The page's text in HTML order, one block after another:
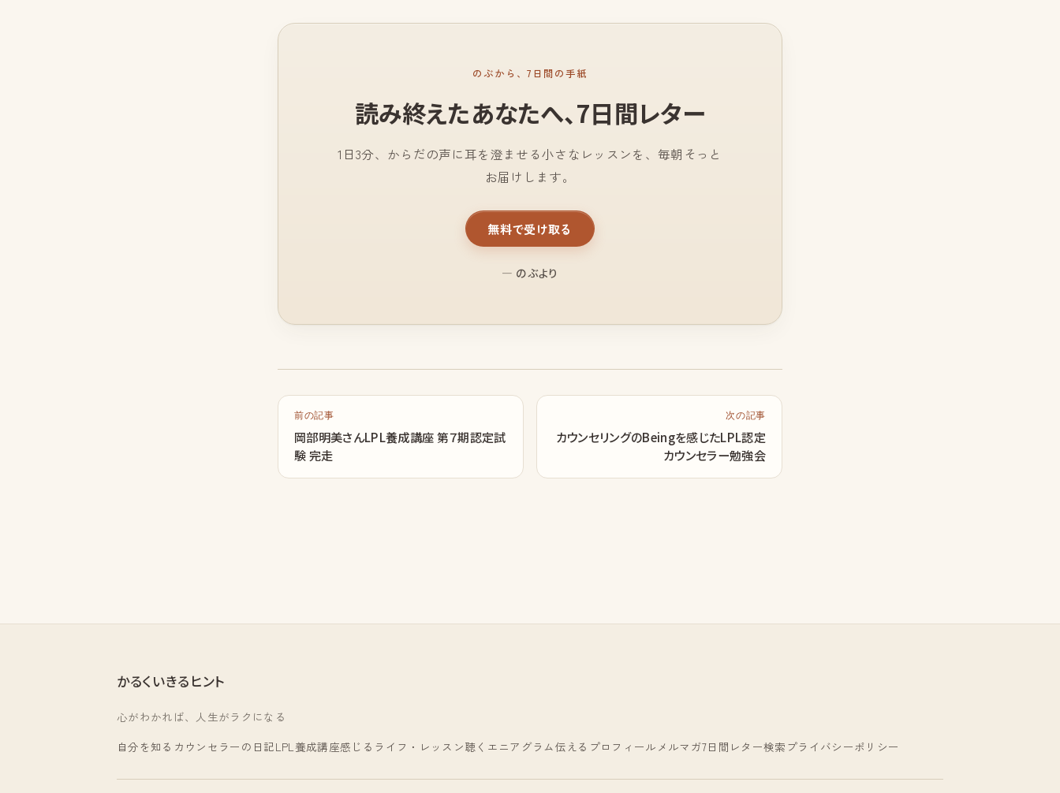
林正学（岡崎ゆうあい
のぶから、7日間の手紙
読み終えたあなたへ、7日間レター
1日3分、からだの声に耳を澄ませる小さなレッスンを、毎朝そっと
お届けします。
無料で受け取る
— のぶより
前の記事
岡部明美さんLPL養成講座 第７期認定試
験 完走
次の記事
カウンセリングのBeingを感じたLPL認定
カウンセラー勉強会
かるくいきるヒント
心がわかれば、人生がラクになる
自分を知る カウンセラーの日記LPL養成講座感じる ライフ・レッスン聴く エニアグラム伝える プロフィール メルマガ7日間レター検索 プライバシーポリシー